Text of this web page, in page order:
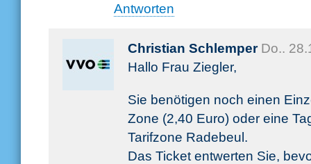
Antworten
Christian Schlemper Do..
Hallo Frau Ziegler,
Sie benötigen noch einen
Zone (2,40 Euro) oder eine
Tarifzone Radebeul.
Das Ticket entwerten Sie,